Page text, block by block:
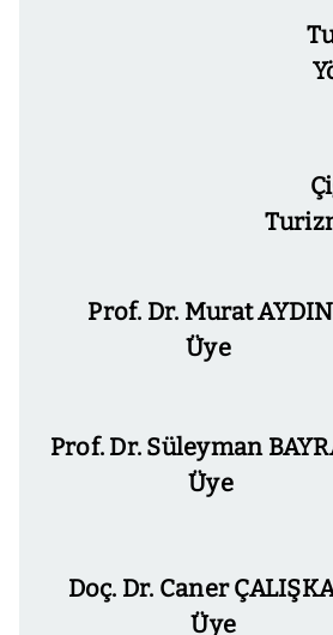
Prof. Dr. Murat AYDIN
Üye
Prof. Dr. Süleyman
Üye
Doç. Dr. Caner
Üye